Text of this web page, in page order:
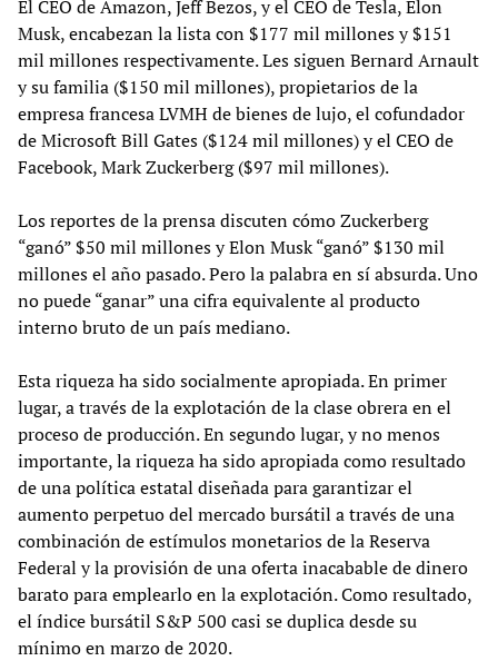
El CEO de Amazon, Jeff Bezos, y el CEO de Tesla, Elon
Musk, encabezan la lista con $177 mil millones y $151
mil millones respectivamente. Les siguen Bernard Arnault
y su familia ($150 mil millones), propietarios de la
empresa francesa LVMH de bienes de lujo, el cofundador
de Microsoft Bill Gates ($124 mil millones) y el CEO de
Facebook, Mark Zuckerberg ($97 mil millones).
Los reportes de la prensa discuten cómo Zuckerberg
“ganó” $50 mil millones y Elon Musk “ganó” $130 mil
millones el año pasado. Pero la palabra en sí absurda. Uno
no puede “ganar” una cifra equivalente al producto
interno bruto de un país mediano.
Esta riqueza ha sido socialmente apropiada. En primer
lugar, a través de la explotación de la clase obrera en el
proceso de producción. En segundo lugar, y no menos
importante, la riqueza ha sido apropiada como resultado
de una política estatal diseñada para garantizar el
aumento perpetuo del mercado bursátil a través de una
combinación de estímulos monetarios de la Reserva
Federal y la provisión de una oferta inacabable de dinero
barato para emplearlo en la explotación. Como resultado,
el índice bursátil S&P 500 casi se duplica desde su
mínimo en marzo de 2020.